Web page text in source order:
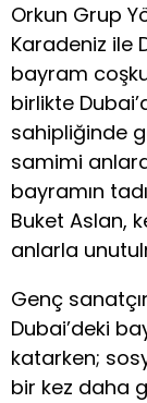
Orkun Grup
Karadeniz ile
bayram
birlikte
sahipliğinde
samimi
bayramın
Buket Aslan,
anlarla
Genç
Dubai’deki
katarken;
bir kez daha